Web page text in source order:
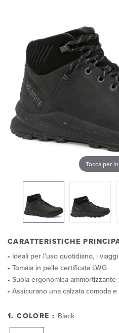
Tocca per
CARATTERISTICHE
Ideali per l’uso quotidiano, i
Tomaia in pelle certificata LWG
Suola ergonomica ammortizzante
Assicurano una calzata comoda
1. COLORE : Black